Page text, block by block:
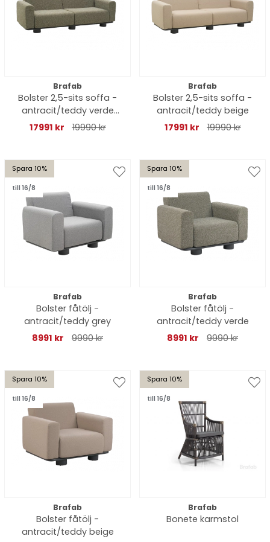
Brafab
Bolster 2,5-sits soffa -
antracit/teddy verde
dyna
17991 kr 19990 kr
Brafab
Bolster 2,5-sits soffa -
antracit/teddy beige
17991 kr
19990 kr
Spara 10%
till 16/8
Brafab
Bolster fåtölj -
antracit/teddy grey
8991 kr
9990 kr
Spara 10%
till 16/8
Brafab
Bolster fåtölj -
antracit/teddy verde
8991 kr
9990 kr
Spara 10%
till 16/8
Brafab
Bolster fåtölj -
antracit/teddy beige
Spara 10%
till 16/8
Brafab
Bonete karmstol